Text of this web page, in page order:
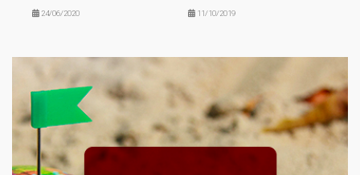
24/06/2020 11/10/2019